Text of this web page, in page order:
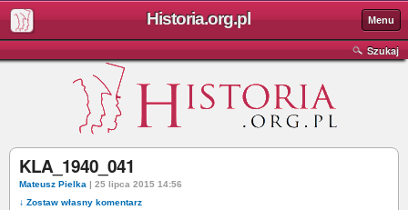
Historia.org.pl Menu
Szukaj
KLA_1940_041
Mateusz Pielka | 25 lipca 2015 14:56
↓ Zostaw własny komentarz